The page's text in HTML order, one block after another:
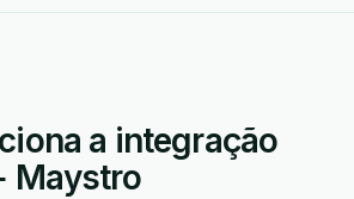
a integração
Maystro